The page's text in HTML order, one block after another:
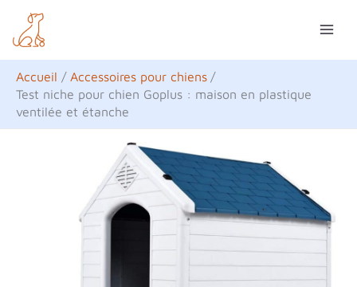
contenu
Accueil
Accessoires pour chiens
Test niche pour chien Goplus : maison en plastique
ventilée et étanche
e
c
h
e